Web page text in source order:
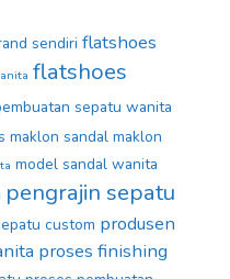
sendiri flatshoes
flatshoes
sepatu wanita
maklon sandal maklon
model sandal wanita
pengrajin sepatu
custom produsen
proses finishing